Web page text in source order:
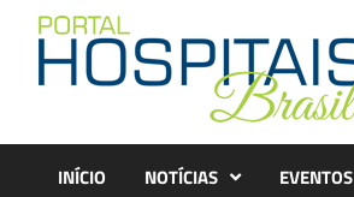
content
INÍCIO NOTÍCIAS EVENTOS